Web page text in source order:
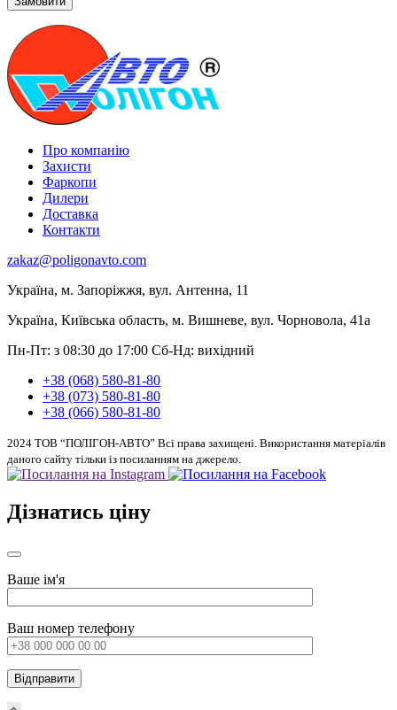
Про компанію
Захисти
Фаркопи
Дилери
Доставка
Контакти
zakaz@poligonavto.com
Україна, м. Запоріжжя, вул. Антенна, 11
Україна, Київська область, м. Вишневе, вул. Чорновола, 41а
Пн-Пт: з 08:30 до 17:00 Сб-Нд: вихідний
+38 (068) 580-81-80
+38 (073) 580-81-80
+38 (066) 580-81-80
2024 ТОВ “ПОЛІГОН-АВТО” Всі права захищені. Використання матеріалів
даного сайту тільки із посиланням на джерело.
Дізнатись ціну
Ваше ім'я
Ваш номер телефону